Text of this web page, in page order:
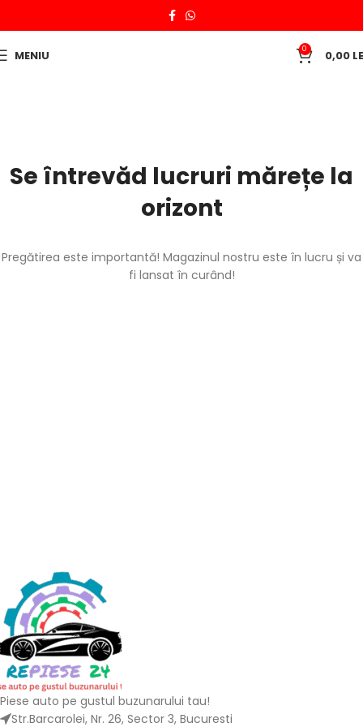
MENIU 0 0,00
Se întrevăd lucruri mărețe la
orizont
Pregătirea este importantă! Magazinul nostru este în lucru și va
fi lansat în curând!
Piese auto pe gustul buzunarului tau!
Str.Barcarolei, Nr. 26, Sector 3, Bucuresti